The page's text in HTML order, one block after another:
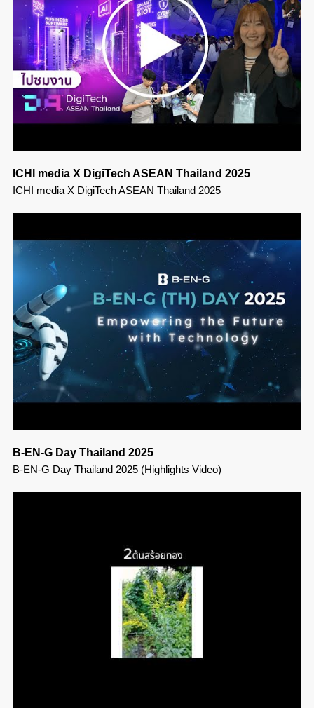
ICHI media X DigiTech ASEAN Thailand 2025
ICHI media X DigiTech ASEAN Thailand 2025
B-EN-G Day Thailand 2025
B-EN-G Day Thailand 2025 (Highlights Video)